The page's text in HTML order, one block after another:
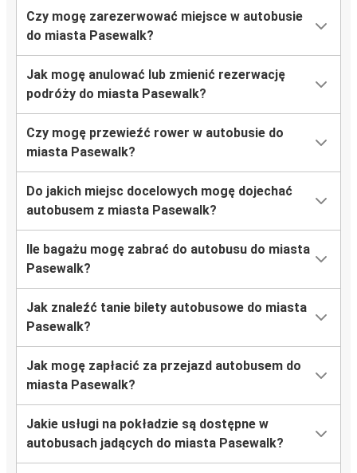
Czy mogę zarezerwować miejsce w autobusie
do miasta Pasewalk?
Jak mogę anulować lub zmienić rezerwację
podróży do miasta Pasewalk?
Czy mogę przewieźć rower w autobusie do
miasta Pasewalk?
Do jakich miejsc docelowych mogę dojechać
autobusem z miasta Pasewalk?
Ile bagażu mogę zabrać do autobusu do miasta
Pasewalk?
Jak znaleźć tanie bilety autobusowe do miasta
Pasewalk?
Jak mogę zapłacić za przejazd autobusem do
miasta Pasewalk?
Jakie usługi na pokładzie są dostępne w
autobusach jadących do miasta Pasewalk?